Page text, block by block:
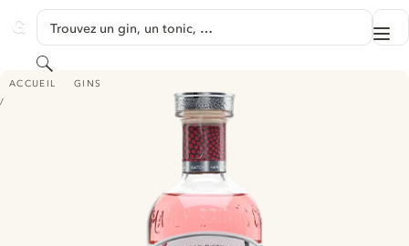
GINVENTORY
Trouvez un gin, un tonic, …
Rechercher
ACCUEIL GINS
MANLY SPIRITS LILLY PILLY PINK GIN